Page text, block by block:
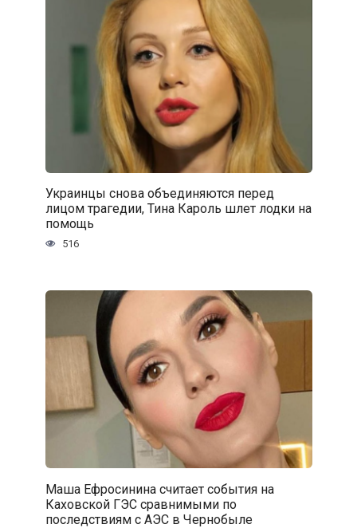
Украинцы снова объединяются перед
лицом трагедии, Тина Кароль шлет лодки на
помощь
516
Маша Ефросинина считает события на
Каховской ГЭС сравнимыми по
последствиям с АЭС в Чернобыле